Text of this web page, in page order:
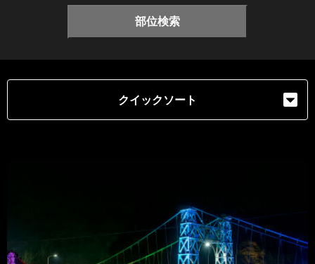
部位検索
クイックソート